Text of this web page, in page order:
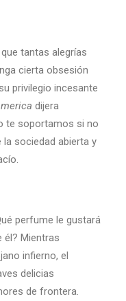
tantas alegrías
cierta obsesión
privilegio incesante
dijera
te soportamos si no
la sociedad abierta y
perfume le gustará
él? Mientras
infierno, el
delicias
de frontera.